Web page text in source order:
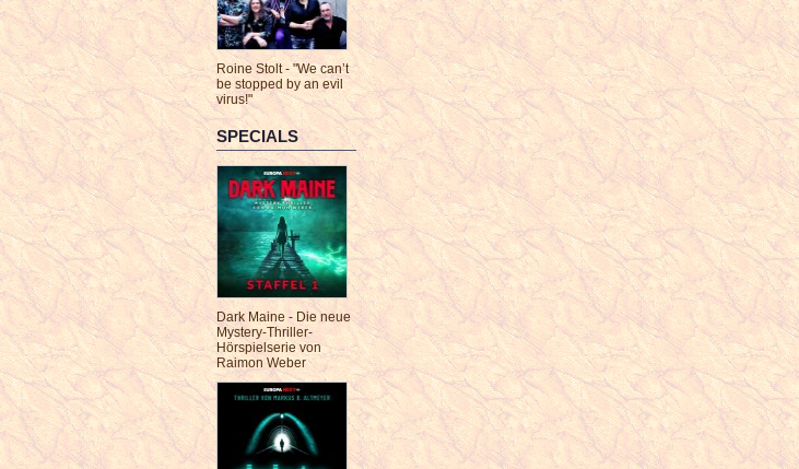
Roine Stolt - "We can’t
be stopped by an evil
virus!"
SPECIALS
Dark Maine - Die neue
Mystery-Thriller-
Hörspielserie von
Raimon Weber